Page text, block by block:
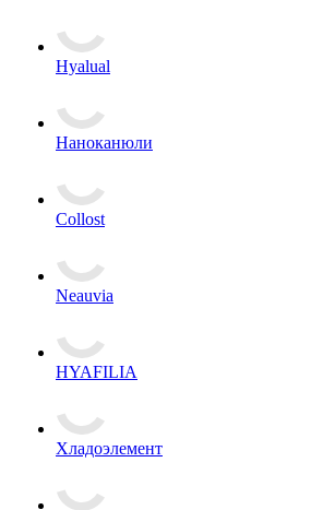
Hyalual
Наноканюли
Collost
Neauvia
HYAFILIA
Хладоэлемент